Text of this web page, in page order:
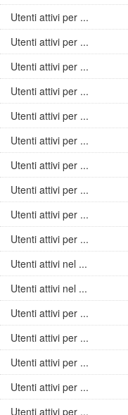
Utenti attivi per ...
Utenti attivi per ...
Utenti attivi per ...
Utenti attivi per ...
Utenti attivi per ...
Utenti attivi per ...
Utenti attivi per ...
Utenti attivi per ...
Utenti attivi per ...
Utenti attivi per ...
Utenti attivi nel ...
Utenti attivi nel ...
Utenti attivi per ...
Utenti attivi per ...
Utenti attivi per ...
Utenti attivi per ...
Utenti attivi per ...